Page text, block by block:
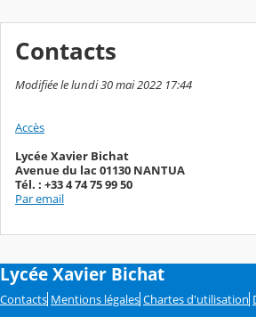
Contacts
Modifiée le lundi 30 mai 2022 17:44
Accès
Lycée Xavier Bichat
Avenue du lac 01130 NANTUA
Tél. : +33 4 74 75 99 50
Par email
Lycée Xavier Bichat
Contacts Mentions légales Chartes d'utilisation